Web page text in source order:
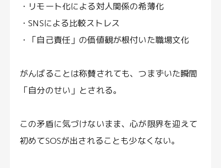
・リモート化による対人関係の希薄化
・SNSによる比較ストレス
・「自己責任」の価値観が根付いた職場文化
がんばることは称賛されても、つまずいた瞬間
「自分のせい」とされる。
この矛盾に気づけないまま、心が限界を迎えて
初めてSOSが出されることも少なくない。